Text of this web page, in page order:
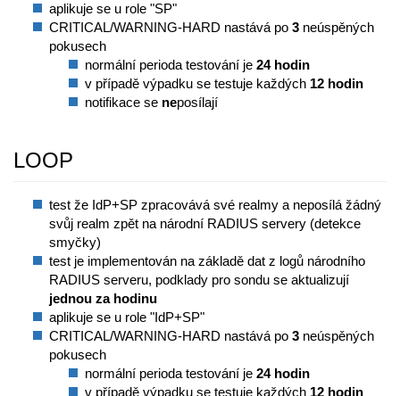
aplikuje se u role "SP"
CRITICAL/WARNING-HARD nastává po 3 neúspěných
pokusech
normální perioda testování je 24 hodin
v případě výpadku se testuje každých 12 hodin
notifikace se neposílají
LOOP
test že IdP+SP zpracovává své realmy a neposílá žádný
svůj realm zpět na národní RADIUS servery (detekce
smyčky)
test je implementován na základě dat z logů národního
RADIUS serveru, podklady pro sondu se aktualizují
jednou za hodinu
aplikuje se u role "IdP+SP"
CRITICAL/WARNING-HARD nastává po 3 neúspěných
pokusech
normální perioda testování je 24 hodin
v případě výpadku se testuje každých 12 hodin